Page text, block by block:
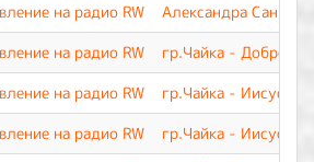
на радио RW
Александра
на радио RW
гр.Чайка - Доброта
на радио RW
гр.Чайка - Иисус,
на радио RW
гр.Чайка - Иисус, о